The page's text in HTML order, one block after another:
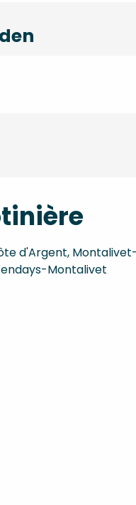
d'Argent,
Montalivet